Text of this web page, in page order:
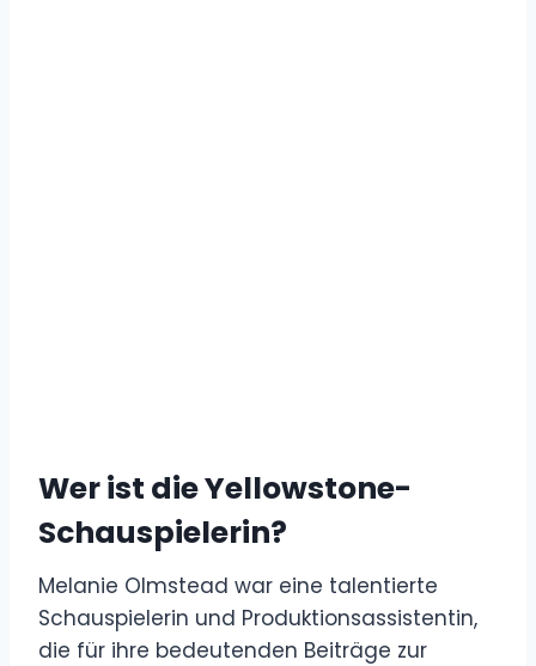
Wer ist die Yellowstone-
Schauspielerin?
Melanie Olmstead war eine talentierte
Schauspielerin und Produktionsassistentin,
die für ihre bedeutenden Beiträge zur